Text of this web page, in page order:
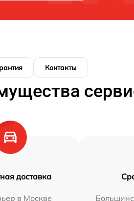
Контакты
доставка
в Москве